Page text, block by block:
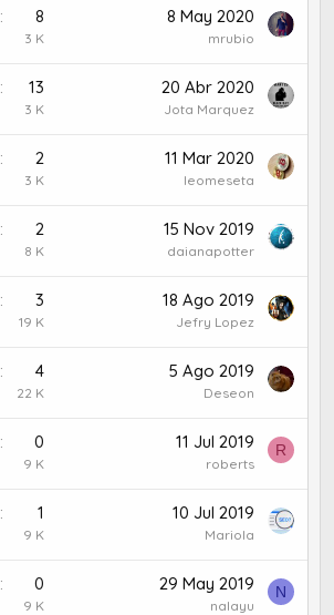
8
3 K
8 May 2020
mrubio
13
3 K
20 Abr 2020
Jota Marquez
2
3 K
11 Mar 2020
leomeseta
2
8 K
15 Nov 2019
daianapotter
3
19 K
18 Ago 2019
Jefry Lopez
4
22 K
5 Ago 2019
Deseon
0
9 K
11 Jul 2019
roberts
R
1
9 K
10 Jul 2019
Mariola
0
9 K
29 May 2019
nalayu
N